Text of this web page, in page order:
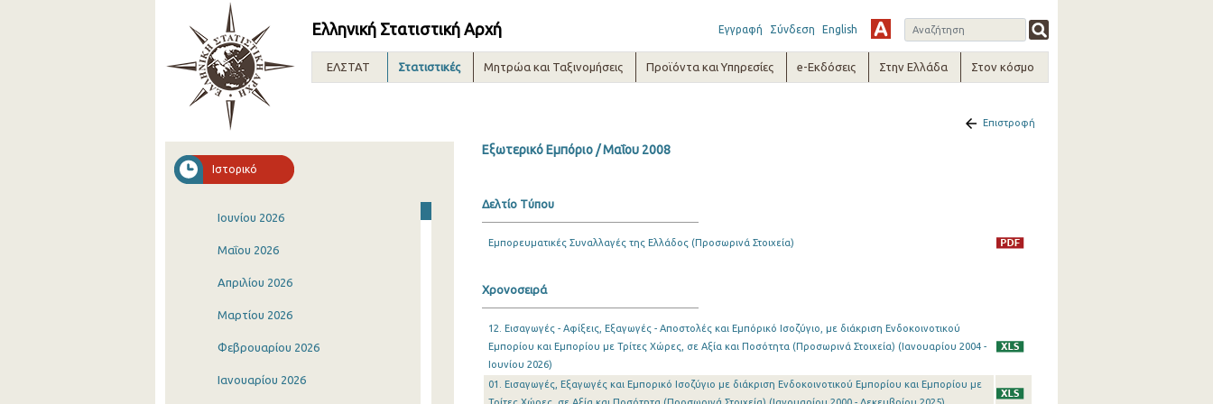
Ελληνική Στατιστική Αρχή Εγγραφή Σύνδεση English
ΕΛΣΤΑΤ Στατιστικές Μητρώα και Ταξινομήσεις Προϊόντα και Υπηρεσίες e-Εκδόσεις Στην Ελλάδα Στον κόσμο
Ιστορικό
Ιουνίου 2026
Μαΐου 2026
Απριλίου 2026
Μαρτίου 2026
Φεβρουαρίου 2026
Ιανουαρίου 2026
Επιστροφή
Εξωτερικό Εμπόριο / Μαΐου 2008
Δελτίο Τύπου
Εμπορευματικές Συναλλαγές της Ελλάδος (Προσωρινά Στοιχεία)
Χρονοσειρά
12. Εισαγωγές - Αφίξεις, Εξαγωγές - Αποστολές και Εμπόρικό Ισοζύγιο, με διάκριση Ενδοκοινοτικού
Εμπορίου και Εμπορίου με Τρίτες Χώρες, σε Αξία και Ποσότητα (Προσωρινά Στοιχεία) (Ιανουαρίου 2004 -
Ιουνίου 2026)
01. Εισαγωγές, Εξαγωγές και Εμπορικό Ισοζύγιο με διάκριση Ενδοκοινοτικού Εμπορίου και Εμπορίου με